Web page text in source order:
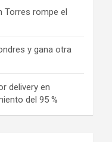
Torres rompe el
y gana otra
delivery en
del 95 %